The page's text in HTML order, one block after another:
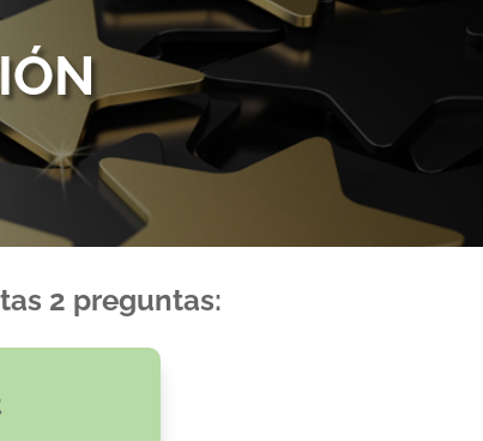
2 preguntas: